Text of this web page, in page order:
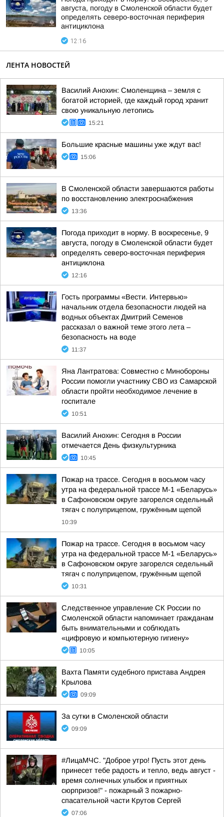
августа, погоду в Смоленской области будет
определять северо-восточная периферия
антициклона
12:16
ЛЕНТА НОВОСТЕЙ
Василий Анохин: Смоленщина – земля с
богатой историей, где каждый город хранит
свою уникальную летопись
15:21
Большие красные машины уже ждут вас!
15:06
В Смоленской области завершаются работы
по восстановлению электроснабжения
13:36
Погода приходит в норму. В воскресенье, 9
августа, погоду в Смоленской области будет
определять северо-восточная периферия
антициклона
12:16
Гость программы «Вести. Интервью»
начальник отдела безопасности людей на
водных объектах Дмитрий Семенов
рассказал о важной теме этого лета –
безопасность на воде
11:37
Яна Лантратова: Совместно с Минобороны
России помогли участнику СВО из Самарской
области пройти необходимое лечение в
госпитале
10:51
Василий Анохин: Сегодня в России
отмечается День физкультурника
10:45
Пожар на трассе. Сегодня в восьмом часу
утра на федеральной трассе М-1 «Беларусь»
в Сафоновском округе загорелся седельный
тягач с полуприцепом, гружённым щепой
10:39
Пожар на трассе. Сегодня в восьмом часу
утра на федеральной трассе М-1 «Беларусь»
в Сафоновском округе загорелся седельный
тягач с полуприцепом, гружённым щепой
10:31
Следственное управление СК России по
Смоленской области напоминает гражданам
быть внимательными и соблюдать
«цифровую и компьютерную гигиену»
10:05
Вахта Памяти судебного пристава Андрея
Крылова
09:09
За сутки в Смоленской области
09:09
#ЛицаМЧС. "Доброе утро! Пусть этот день
принесет тебе радость и тепло, ведь август -
время солнечных улыбок и приятных
сюрпризов!" - пожарный 3 пожарно-
спасательной части Крутов Сергей
07:06